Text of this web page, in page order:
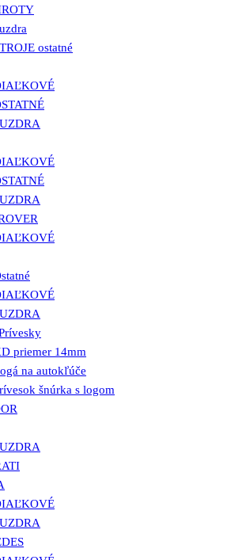
ostatné
priemer 14mm
na autokľúče
šnúrka s logom